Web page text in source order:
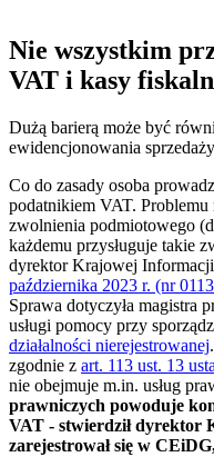
Nie wszystkim
VAT i kasy
Dużą barierą może być
ewidencjonowania
Co do zasady osoba
podatnikiem VAT. Problemu
zwolnienia podmiotowego
każdemu przysługuje takie
dyrektor Krajowej
października 2023 r. (nr
Sprawa dotyczyła magistra
usługi pomocy przy
działalności nierejestrowanej
zgodnie z art. 113 ust. 13
nie obejmuje m.in. usług
prawniczych powoduje
VAT - stwierdził dyrektor
zarejestrował się w